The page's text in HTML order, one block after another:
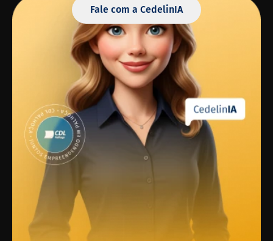
Fale com a CedelinIA